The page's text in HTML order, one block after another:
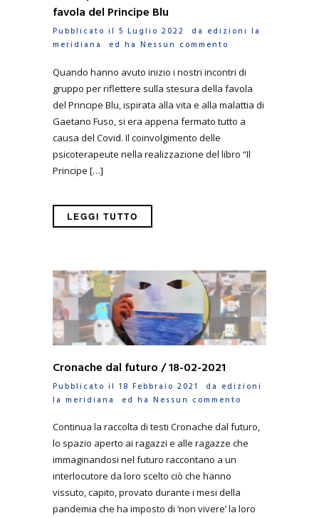
favola del Principe Blu
Pubblicato il 5 Luglio 2022 da edizioni la
meridiana
ed ha Nessun commento
Quando hanno avuto inizio i nostri incontri di
gruppo per riflettere sulla stesura della favola
del Principe Blu, ispirata alla vita e alla malattia di
Gaetano Fuso, si era appena fermato tutto a
causa del Covid. Il coinvolgimento delle
psicoterapeute nella realizzazione del libro “Il
Principe […]
LEGGI TUTTO
Cronache dal futuro / 18-02-2021
Pubblicato il 18 Febbraio 2021 da edizioni
la meridiana
ed ha Nessun commento
Continua la raccolta di testi Cronache dal futuro,
lo spazio aperto ai ragazzi e alle ragazze che
immaginandosi nel futuro raccontano a un
interlocutore da loro scelto ciò che hanno
vissuto, capito, provato durante i mesi della
pandemia che ha imposto di ‘non vivere’ la loro